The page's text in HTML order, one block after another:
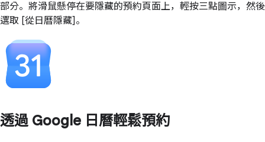
部分。將滑鼠懸停在要隱藏的預約頁面上，輕按三點圖示，然後
選取 [從日曆隱藏]。
透過 Google 日曆輕鬆預約